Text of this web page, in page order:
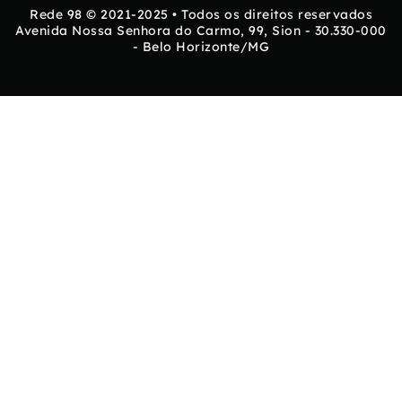
Rede 98 © 2021-2025 • Todos os direitos reservados
Avenida Nossa Senhora do Carmo, 99, Sion - 30.330-000
- Belo Horizonte/MG